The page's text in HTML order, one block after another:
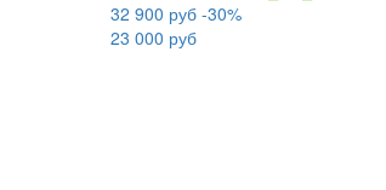
32 900 руб-30%
23 000 руб